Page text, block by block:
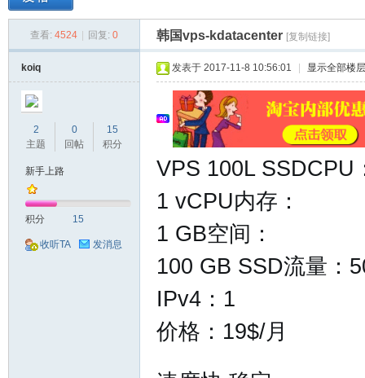
查看: 4524 回复: 0 韩国vps-kdatacenter [复制链接]
koiq
2
主题
0
回帖
15
积分
新手上路
积分 15
收听TA 发消息
发表于 2017-11-8 10:56:01 显示全部楼层
VPS 100L SSDCPU
1 vCPU内存：
1 GB空间：
100 GB SSD流量：
IPv4：1
价格：19$/月